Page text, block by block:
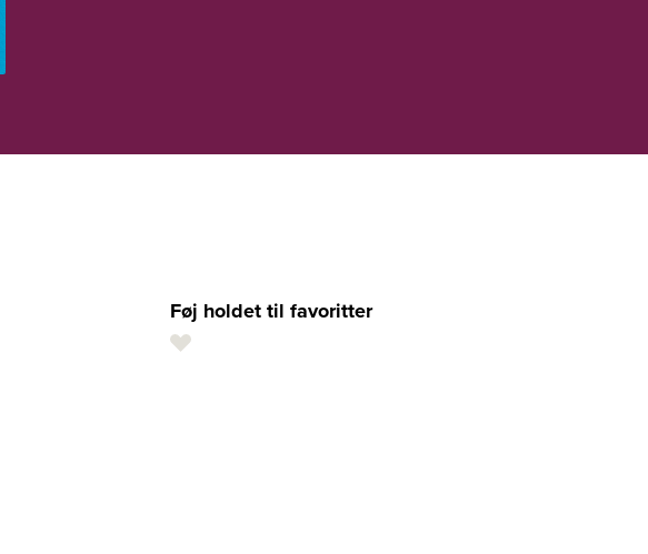
Føj holdet til favoritter